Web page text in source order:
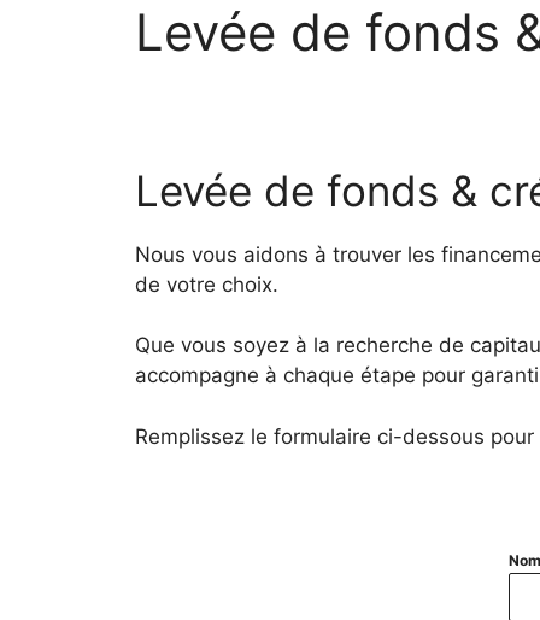
Levée de fonds
Levée de fonds &
Nous vous aidons à trouver les
de votre choix.
Que vous soyez à la recherche de
accompagne à chaque étape pour
Remplissez le formulaire ci-dessous
Nom